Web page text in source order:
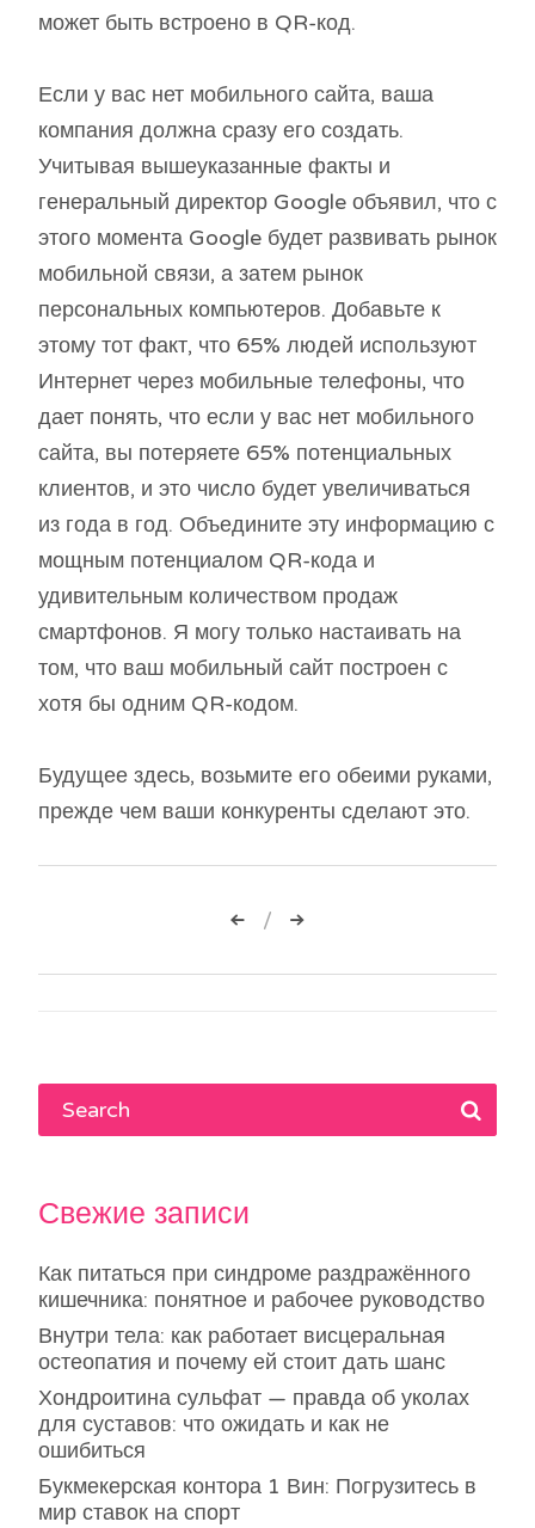
может быть встроено в QR-код.
Если у вас нет мобильного сайта, ваша
компания должна сразу его создать.
Учитывая вышеуказанные факты и
генеральный директор Google объявил, что с
этого момента Google будет развивать рынок
мобильной связи, а затем рынок
персональных компьютеров. Добавьте к
этому тот факт, что 65% людей используют
Интернет через мобильные телефоны, что
дает понять, что если у вас нет мобильного
сайта, вы потеряете 65% потенциальных
клиентов, и это число будет увеличиваться
из года в год. Объедините эту информацию с
мощным потенциалом QR-кода и
удивительным количеством продаж
смартфонов. Я могу только настаивать на
том, что ваш мобильный сайт построен с
хотя бы одним QR-кодом.
Будущее здесь, возьмите его обеими руками,
прежде чем ваши конкуренты сделают это.
Навигация
по
Свежие записи
Как питаться при синдроме раздражённого
кишечника: понятное и рабочее руководство
Внутри тела: как работает висцеральная
остеопатия и почему ей стоит дать шанс
Хондроитина сульфат — правда об уколах
для суставов: что ожидать и как не
ошибиться
Букмекерская контора 1 Вин: Погрузитесь в
мир ставок на спорт